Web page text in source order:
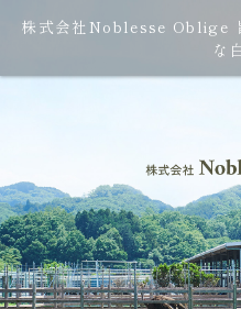
株式会社Noblesse Oblige
な